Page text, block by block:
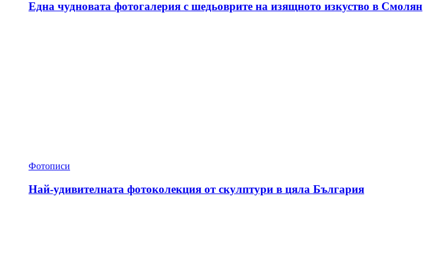
Една чудновата фотогалерия с шедьоврите на изящното изкуство в Смолян
Фотописи
Най-удивителната фотоколекция от скулптури в цяла България